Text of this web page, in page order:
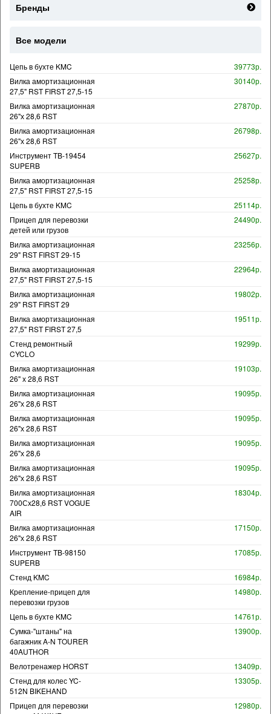
Бренды
Все модели
Цепь в бухте KMC
39773р.
Вилка амортизационная
27,5" RST FIRST 27,5-15
30140р.
Вилка амортизационная
26"х 28,6 RST
27870р.
Вилка амортизационная
26"х 28,6 RST
26798р.
Инструмент TB-19454
SUPERB
25627р.
Вилка амортизационная
27,5" RST FIRST 27,5-15
25258р.
Цепь в бухте KMC
25114р.
Прицеп для перевозки
детей или грузов
24490р.
Вилка амортизационная
29" RST FIRST 29-15
23256р.
Вилка амортизационная
27,5" RST FIRST 27,5-15
22964р.
Вилка амортизационная
29" RST FIRST 29
19802р.
Вилка амортизационная
27,5" RST FIRST 27,5
19511р.
Стенд ремонтный
CYCLO
19299р.
Вилка амортизационная
26" х 28,6 RST
19103р.
Вилка амортизационная
26"х 28,6 RST
19095р.
Вилка амортизационная
26"х 28,6 RST
19095р.
Вилка амортизационная
26"х 28,6
19095р.
Вилка амортизационная
26"х 28,6 RST
19095р.
Вилка амортизационная
700Сх28,6 RST VOGUE
AIR
18304р.
Вилка амортизационная
26"х 28,6 RST
17150р.
Инструмент TB-98150
SUPERB
17085р.
Стенд KMC
16984р.
Крепление-прицеп для
перевозки грузов
14980р.
Цепь в бухте KMC
14761р.
Сумка-"штаны" на
багажник A-N TOURER
40AUTHOR
13900р.
Велотренажер HORST
13409р.
Стенд для колес YC-
512N BIKEHAND
13305р.
Прицеп для перевозки
12980р.